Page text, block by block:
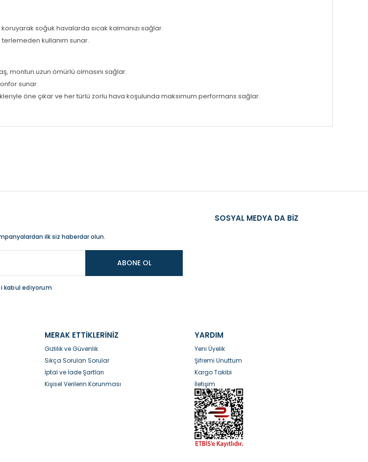
soğuk havalarda sıcak kalmanızı sağlar.
kullanım sunar.
montun uzun ömürlü olmasını sağlar.
sunar.
öne çıkar ve her türlü zorlu hava koşulunda maksimum performans sağlar.
Yorum Yaz
ilk siz haberdar olun.
ABONE OL
kabul ediyorum
SOSYAL MEDYA DA BİZ
MERAK ETTİKLERİNİZ
Gizlilik ve Güvenlik
Sıkça Sorulan Sorular
İptal ve İade Şartları
Kişisel Verilerin Korunması
YARDIM
Yeni Üyelik
Şifremi Unuttum
Kargo Takibi
İletişim